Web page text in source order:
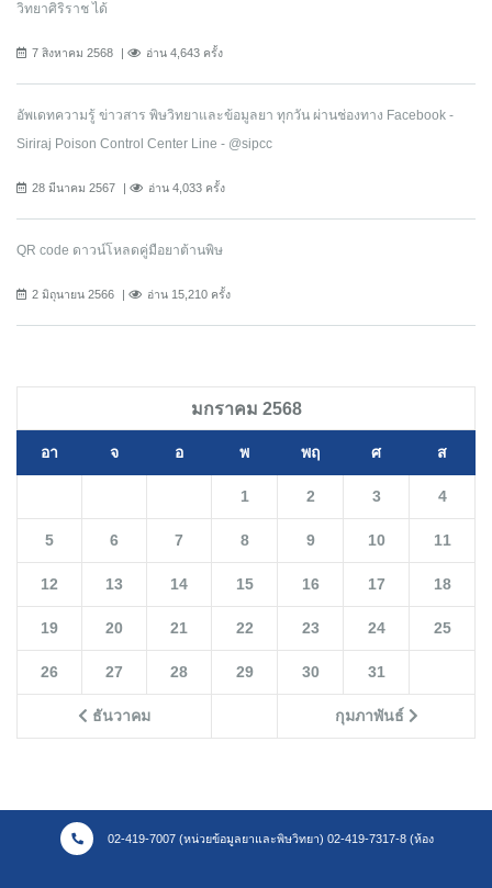
วิทยาศิริราช ได้
7 สิงหาคม 2568 อ่าน 4,643 ครั้ง
อัพเดทความรู้ ข่าวสาร พิษวิทยาและข้อมูลยา ทุกวัน ผ่านช่องทาง Facebook -
Siriraj Poison Control Center Line - @sipcc
28 มีนาคม 2567 อ่าน 4,033 ครั้ง
QR code ดาวน์โหลดคู่มือยาต้านพิษ
2 มิถุนายน 2566 อ่าน 15,210 ครั้ง
มกราคม 2568
อา จ อ พ พฤ ศ ส
ธันวาคม กุมภาพันธ์
1 2 3 4
5 6 7 8 9 10 11
12 13 14 15 16 17 18
19 20 21 22 23 24 25
26 27 28 29 30 31
02-419-7007 (หน่วยข้อมูลยาและพิษวิทยา) 02-419-7317-8 (ห้อง